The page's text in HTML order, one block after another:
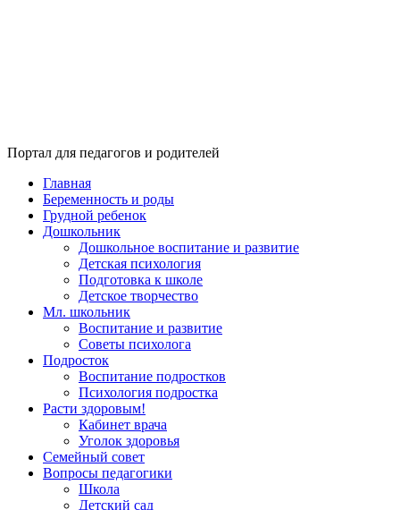
Портал для педагогов и родителей
Главная
Беременность и роды
Грудной ребенок
Дошкольник
Дошкольное воспитание и развитие
Детская психология
Подготовка к школе
Детское творчество
Мл. школьник
Воспитание и развитие
Советы психолога
Подросток
Воспитание подростков
Психология подростка
Расти здоровым!
Кабинет врача
Уголок здоровья
Семейный совет
Вопросы педагогики
Школа
Детский сад